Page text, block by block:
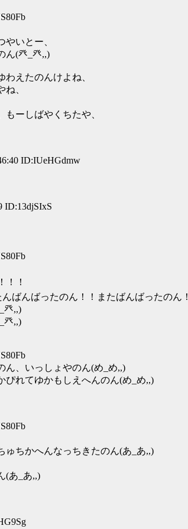
いとー、
ん(癶_癶,,)
えたのんけよね、
、
ーしばやくちたや、
ID:IUeHGdmw
ID:13djSIxS
！！
ばんばったのん！！またばんばったのん！
癶,,)
癶,,)
ん、いっしょやのん(め_め,,)
ぴれてゆかもしえへんのん(め_め,,)
ゅちかへんなっちきたのん(あ_あ,,)
(あ_あ,,)